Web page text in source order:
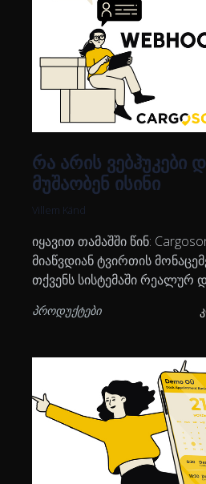
რა არის
მუშაობენ ისინი
Villem Känd
იყავით თამაშში წინ:
მიაწვდიან ტვირთის
თქვენს სისტემაში რეალურ
პროდუქტები